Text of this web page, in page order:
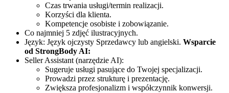
Czas trwania usługi/termin realizacji.
Korzyści dla klienta.
Kompetencje osobiste i zobowiązanie.
Co najmniej 5 zdjęć ilustracyjnych.
Język: Język ojczysty Sprzedawcy lub angielski. Wsparcie
od StrongBody AI:
Seller Assistant (narzędzie AI):
Sugeruje usługi pasujące do Twojej specjalizacji.
Prowadzi przez strukturę i prezentację.
Zwiększa profesjonalizm i współczynnik konwersji.